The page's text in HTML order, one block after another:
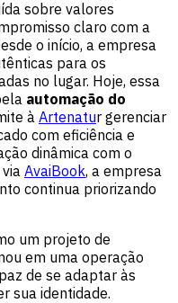
sobre valores
claro com a
o início, a empresa
para os
no lugar. Hoje, essa
automação do
à Artenatur gerenciar
com eficiência e
dinâmica com o
AvaiBook, a empresa
continua priorizando
um projeto de
em uma operação
de se adaptar às
sua identidade.